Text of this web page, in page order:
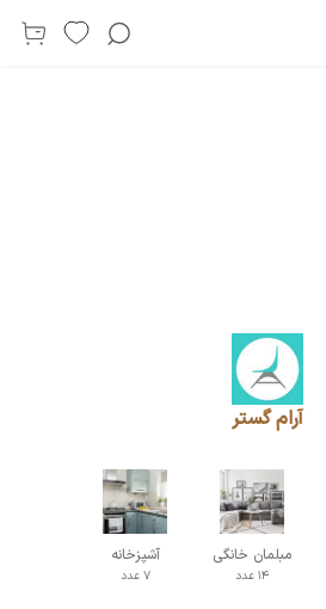
آرام گستر
مبلمان خانگی
14 عدد
آشپزخانه
7 عدد